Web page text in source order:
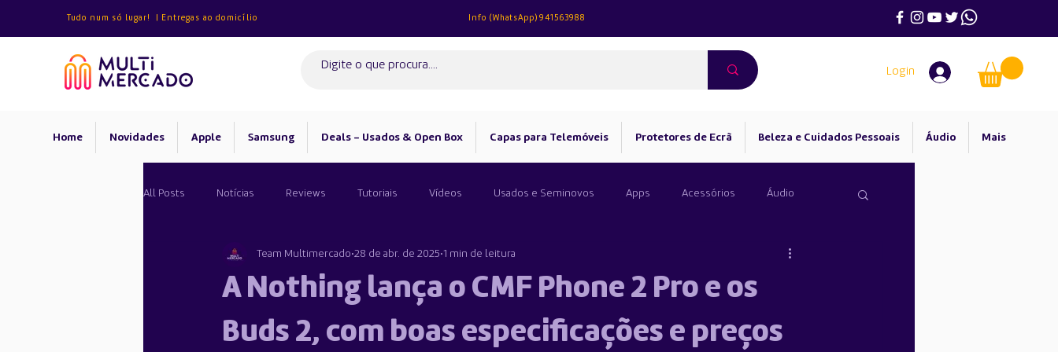
Tudo num só lugar! | Entregas ao domicílio Info (WhatsApp)941563988
Login
Home Novidades Apple Samsung Deals - Usados & Open Box Capas para Telemóveis Protetores de Ecrã Beleza e Cuidados Pessoais Áudio Mais
All Posts Notícias Reviews Tutoriais Vídeos Usados e Seminovos Apps Acessórios Áudio
A Nothing lança o CMF Phone 2 Pro e os
Buds 2, com boas especificações e preços
Team Multimercado 28 de abr. de 2025 1 min de leitura